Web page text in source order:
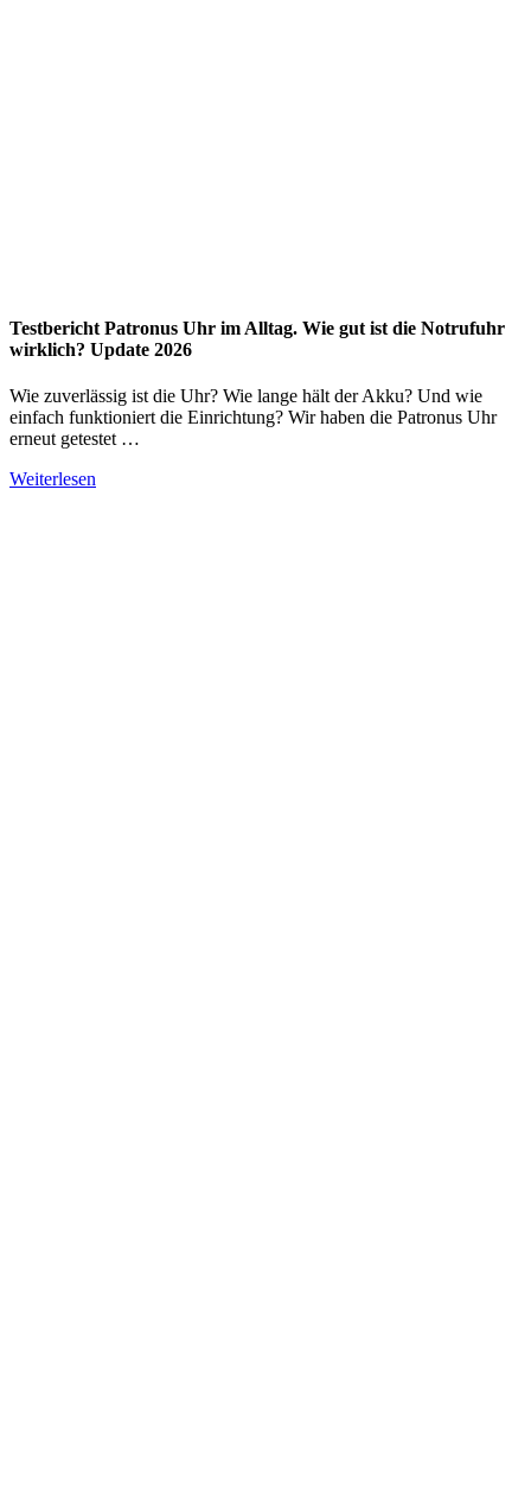
Testbericht Patronus Uhr im Alltag. Wie gut ist die Notrufuhr
wirklich? Update 2026
Wie zuverlässig ist die Uhr? Wie lange hält der Akku? Und wie
einfach funktioniert die Einrichtung? Wir haben die Patronus Uhr
erneut getestet …
Weiterlesen